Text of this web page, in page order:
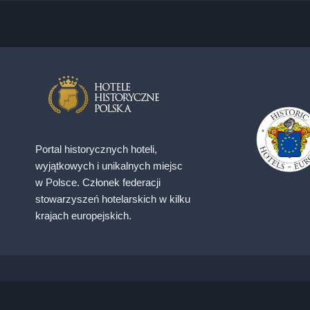
Portal historycznych hoteli,
wyjątkowych i unikalnych miejsc
w Polsce. Członek federacji
stowarzyszeń hotelarskich w kilku
krajach europejskich.